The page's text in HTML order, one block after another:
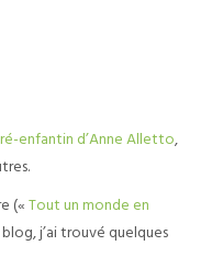
enfantin d’Anne Alletto,
(«Tout un monde en
j’ai trouvé quelques